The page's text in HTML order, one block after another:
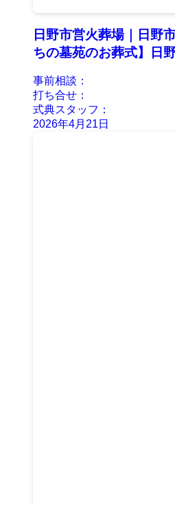
日野市営火葬場｜日野
ちの墓苑のお葬式】日
事前相談：
打ち合せ：
式典スタッフ：
2026年4月21日